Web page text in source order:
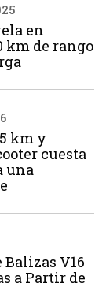
en
km de rango
km y
cuesta
una
Balizas V16
a Partir de